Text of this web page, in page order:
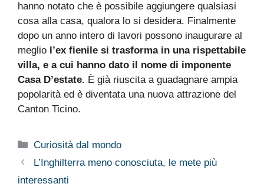
hanno notato che è possibile aggiungere qualsiasi
cosa alla casa, qualora lo si desidera. Finalmente
dopo un anno intero di lavori possono inaugurare al
meglio l’ex fienile si trasforma in una rispettabile
villa, e a cui hanno dato il nome di imponente
Casa D’estate. È già riuscita a guadagnare ampia
popolarità ed è diventata una nuova attrazione del
Canton Ticino.
Categorie
Curiosità dal mondo
L’Inghilterra meno conosciuta, le mete più
interessanti